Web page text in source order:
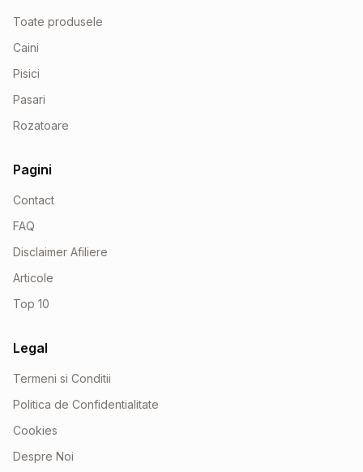
Toate produsele
Caini
Pisici
Pasari
Rozatoare
Pagini
Contact
FAQ
Disclaimer Afiliere
Articole
Top 10
Legal
Termeni si Conditii
Politica de Confidentialitate
Cookies
Despre Noi